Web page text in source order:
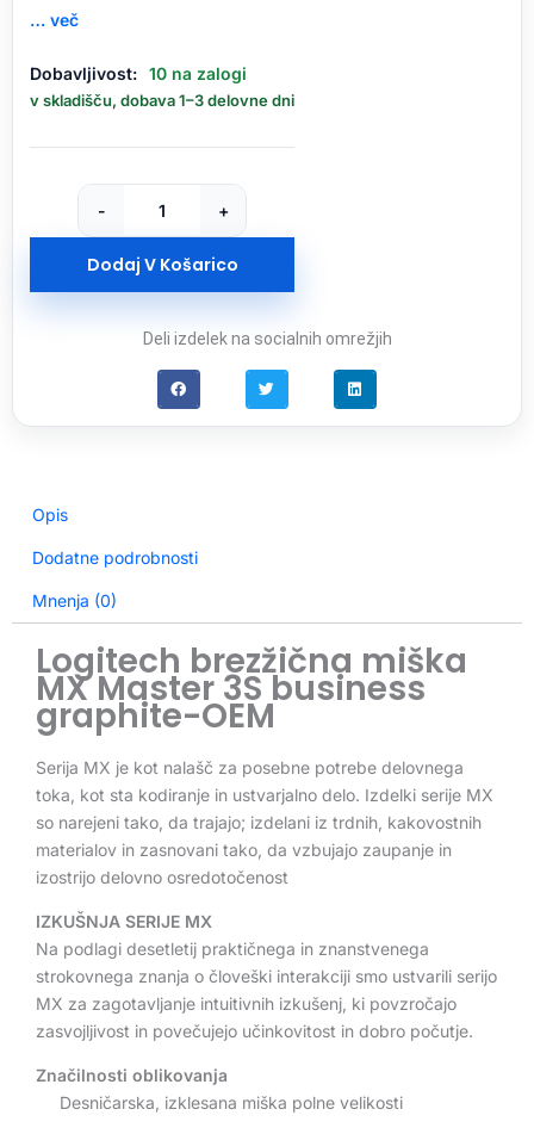
… več
Dobavljivost: 10 na zalogi
v skladišču, dobava 1–3 delovne dni
-
brezžična
MX
graphite-
+
Dodaj V Košarico
Deli izdelek na socialnih omrežjih
Opis
Dodatne podrobnosti
Mnenja (0)
Logitech brezžična miška
MX Master 3S business
graphite-OEM
Serija MX je kot nalašč za posebne potrebe delovnega
toka, kot sta kodiranje in ustvarjalno delo. Izdelki serije MX
so narejeni tako, da trajajo; izdelani iz trdnih, kakovostnih
materialov in zasnovani tako, da vzbujajo zaupanje in
izostrijo delovno osredotočenost
IZKUŠNJA SERIJE MX
Na podlagi desetletij praktičnega in znanstvenega
strokovnega znanja o človeški interakciji smo ustvarili serijo
MX za zagotavljanje intuitivnih izkušenj, ki povzročajo
zasvojljivost in povečujejo učinkovitost in dobro počutje.
Značilnosti oblikovanja
Desničarska, izklesana miška polne velikosti